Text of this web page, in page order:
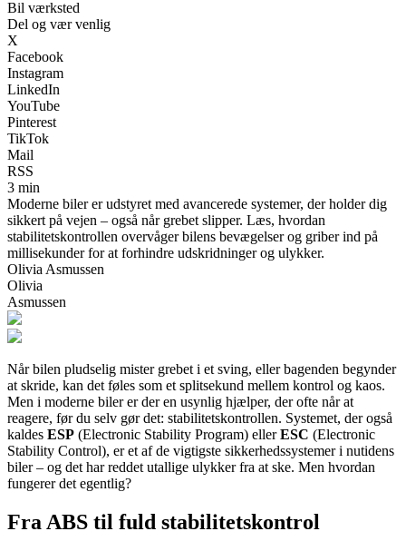
Bil værksted
Del og vær venlig
X
Facebook
Instagram
LinkedIn
YouTube
Pinterest
TikTok
Mail
RSS
3 min
Moderne biler er udstyret med avancerede systemer, der holder dig
sikkert på vejen – også når grebet slipper. Læs, hvordan
stabilitetskontrollen overvåger bilens bevægelser og griber ind på
millisekunder for at forhindre udskridninger og ulykker.
Olivia Asmussen
Olivia
Asmussen
Når bilen pludselig mister grebet i et sving, eller bagenden begynder
at skride, kan det føles som et splitsekund mellem kontrol og kaos.
Men i moderne biler er der en usynlig hjælper, der ofte når at
reagere, før du selv gør det: stabilitetskontrollen. Systemet, der også
kaldes ESP (Electronic Stability Program) ellerESC (Electronic
Stability Control), er et af de vigtigste sikkerhedssystemer i nutidens
biler – og det har reddet utallige ulykker fra at ske. Men hvordan
fungerer det egentlig?
Fra ABS til fuld stabilitetskontrol